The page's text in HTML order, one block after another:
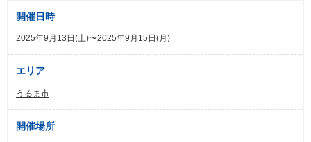
開催日時
2025年9月13日(土)〜2025年9月15日(月)
エリア
うるま市
開催場所